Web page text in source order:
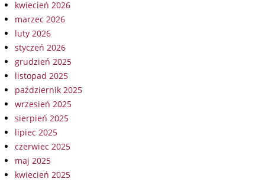
kwiecień 2026
marzec 2026
luty 2026
styczeń 2026
grudzień 2025
listopad 2025
październik 2025
wrzesień 2025
sierpień 2025
lipiec 2025
czerwiec 2025
maj 2025
kwiecień 2025